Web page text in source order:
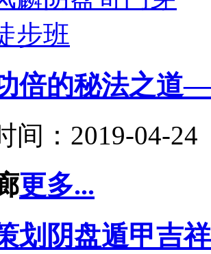
倍的秘法之道
间：2019-04-24
更多...
划阴盘遁甲吉